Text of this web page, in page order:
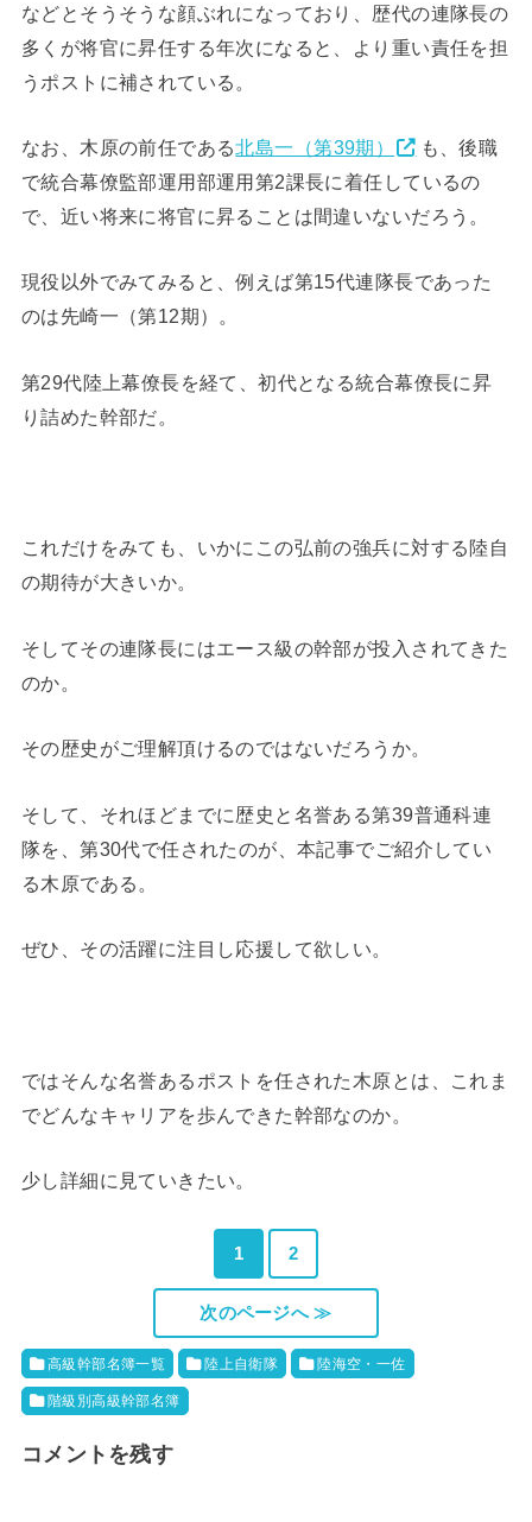
などとそうそうな顔ぶれになっており、歴代の連隊長の
多くが将官に昇任する年次になると、より重い責任を担
うポストに補されている。
なお、木原の前任である北島一（第39期）
も、後職
で統合幕僚監部運用部運用第2課長に着任しているの
で、近い将来に将官に昇ることは間違いないだろう。
現役以外でみてみると、例えば第15代連隊長であった
のは先崎一（第12期）。
第29代陸上幕僚長を経て、初代となる統合幕僚長に昇
り詰めた幹部だ。
これだけをみても、いかにこの弘前の強兵に対する陸自
の期待が大きいか。
そしてその連隊長にはエース級の幹部が投入されてきた
のか。
その歴史がご理解頂けるのではないだろうか。
そして、それほどまでに歴史と名誉ある第39普通科連
隊を、第30代で任されたのが、本記事でご紹介してい
る木原である。
ぜひ、その活躍に注目し応援して欲しい。
ではそんな名誉あるポストを任された木原とは、これま
でどんなキャリアを歩んできた幹部なのか。
少し詳細に見ていきたい。
1 2
次のページへ ≫
高級幹部名簿一覧 陸上自衛隊 陸海空・一佐
階級別高級幹部名簿
コメントを残す